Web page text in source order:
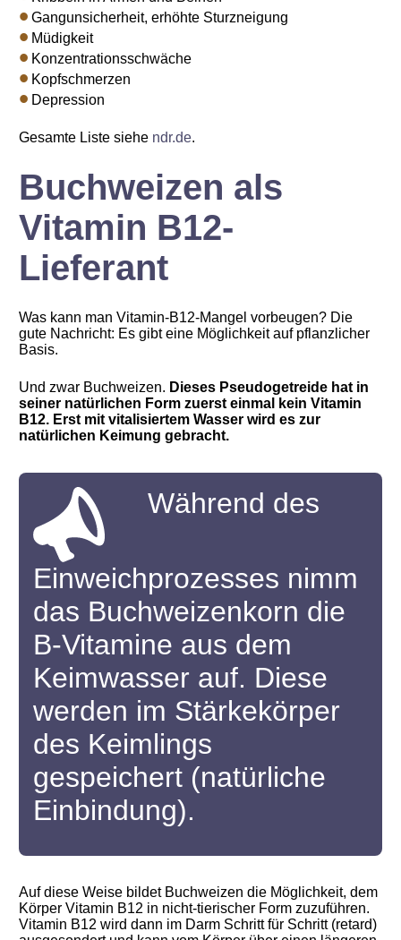
Gangunsicherheit, erhöhte Sturzneigung
Müdigkeit
Konzentrationsschwäche
Kopfschmerzen
Depression
Gesamte Liste siehe ndr.de.
Buchweizen als
Vitamin B12-
Lieferant
Was kann man Vitamin-B12-Mangel vorbeugen? Die
gute Nachricht: Es gibt eine Möglichkeit auf pflanzlicher
Basis.
Und zwar Buchweizen. Dieses Pseudogetreide hat in
seiner natürlichen Form zuerst einmal kein Vitamin
B12. Erst mit vitalisiertem Wasser wird es zur
natürlichen Keimung gebracht.
Während des
Einweichprozesses nimm
das Buchweizenkorn die
B-Vitamine aus dem
Keimwasser auf. Diese
werden im Stärkekörper
des Keimlings
gespeichert (natürliche
Einbindung).
Auf diese Weise bildet Buchweizen die Möglichkeit, dem
Körper Vitamin B12 in nicht-tierischer Form zuzuführen.
Vitamin B12 wird dann im Darm Schritt für Schritt (retard)